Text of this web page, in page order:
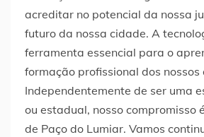
acreditar no potencial da nossa
futuro da nossa cidade. A
ferramenta essencial para o
formação profissional dos nossos
Independentemente de ser uma
ou estadual, nosso compromisso
de Paço do Lumiar. Vamos